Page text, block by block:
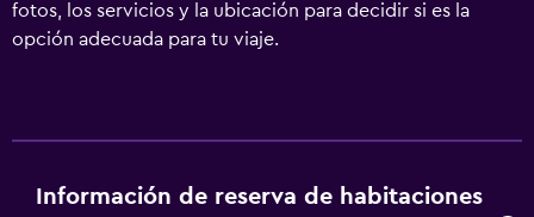
fotos, los servicios y la ubicación para decidir si es la
opción adecuada para tu viaje.
Información de reserva de habitaciones